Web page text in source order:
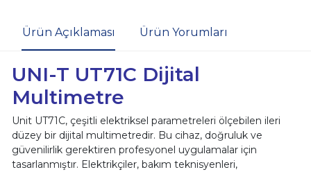
Ürün Açıklaması Ürün Yorumları
UNI-T UT71C Dijital
Multimetre
Unit UT71C, çeşitli elektriksel parametreleri ölçebilen ileri
düzey bir dijital multimetredir. Bu cihaz, doğruluk ve
güvenilirlik gerektiren profesyonel uygulamalar için
tasarlanmıştır. Elektrikçiler, bakım teknisyenleri,